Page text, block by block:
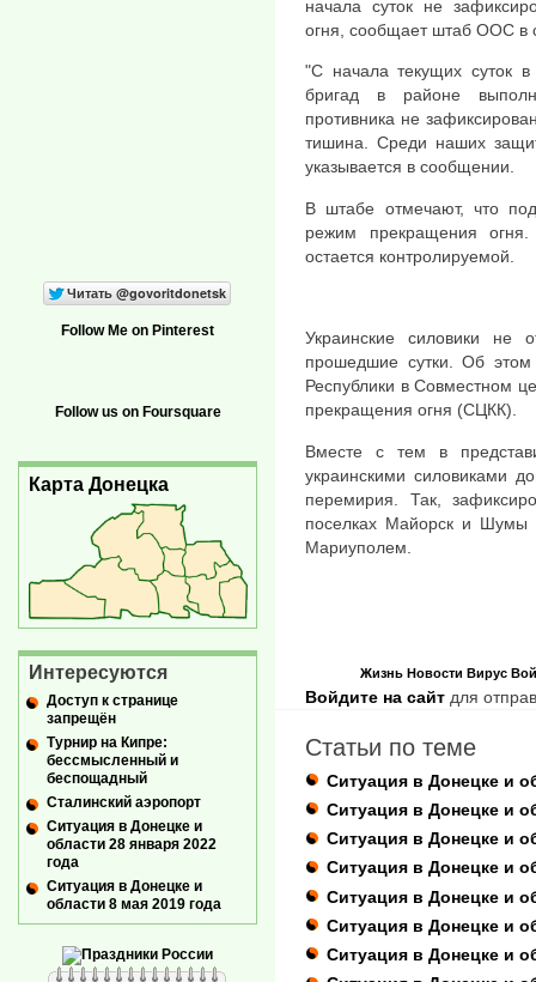
начала суток не
огня, сообщает штаб ООС в
"С начала текущих суток в
бригад в районе
противника не
тишина. Среди наших
указывается в сообщении.
В штабе отмечают, что
режим прекращения
остается контролируемой.
Украинские силовики не
прошедшие сутки. Об этом
Республики в Совместном
прекращения огня (СЦКК).
Вместе с тем в
украинскими силовиками
перемирия. Так,
поселках Майорск и Шумы
Мариуполем.
Жизнь Новости Вирус
Войдите на сайт для
Статьи по теме
Ситуация в Донецке и
Ситуация в Донецке и
Ситуация в Донецке и
Cитуация в Донецке и
Ситуация в Донецке и
Ситуация в Донецке и
Ситуация в Донецке и
Follow Me on Pinterest
Follow us on Foursquare
Карта Донецка
Интересуются
Доступ к странице
запрещён
Турнир на Кипре:
бессмысленный и
беспощадный
Сталинский аэропорт
Ситуация в Донецке и
области 28 января 2022
года
Ситуация в Донецке и
области 8 мая 2019 года